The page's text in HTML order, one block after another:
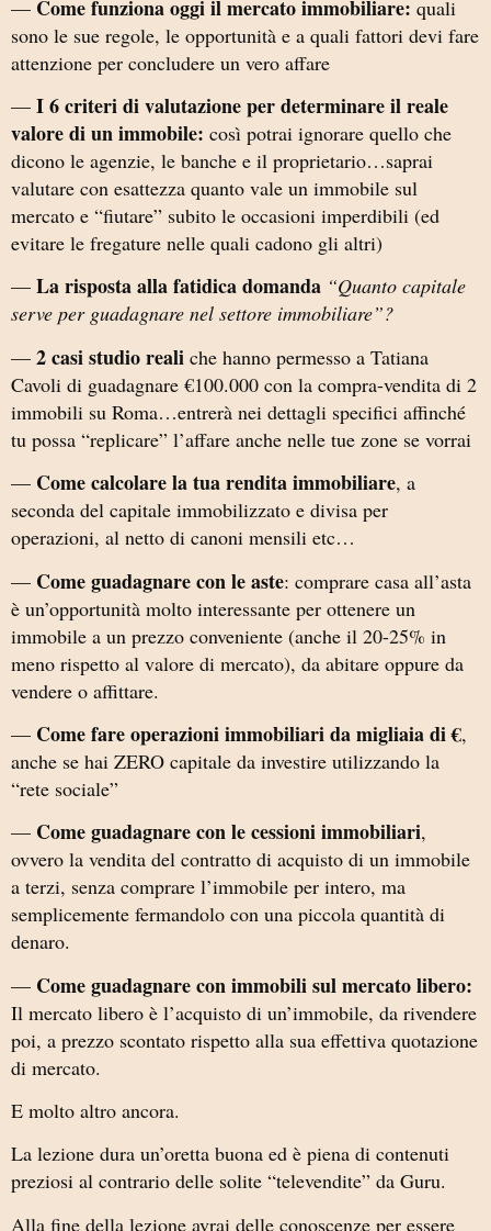
— Come funziona oggi il mercato immobiliare: quali
sono le sue regole, le opportunità e a quali fattori devi fare
attenzione per concludere un vero affare
— I 6 criteri di valutazione per determinare il reale
valore di un immobile: così potrai ignorare quello che
dicono le agenzie, le banche e il proprietario…saprai
valutare con esattezza quanto vale un immobile sul
mercato e “fiutare” subito le occasioni imperdibili (ed
evitare le fregature nelle quali cadono gli altri)
— La risposta alla fatidica domanda “Quanto capitale
serve per guadagnare nel settore immobiliare”?
— 2 casi studio reali che hanno permesso a Tatiana
Cavoli di guadagnare €100.000 con la compra-vendita di 2
immobili su Roma…entrerà nei dettagli specifici affinché
tu possa “replicare” l’affare anche nelle tue zone se vorrai
— Come calcolare la tua rendita immobiliare, a
seconda del capitale immobilizzato e divisa per
operazioni, al netto di canoni mensili etc…
— Come guadagnare con le aste: comprare casa all’asta
è un’opportunità molto interessante per ottenere un
immobile a un prezzo conveniente (anche il 20-25% in
meno rispetto al valore di mercato), da abitare oppure da
vendere o affittare.
— Come fare operazioni immobiliari da migliaia di €,
anche se hai ZERO capitale da investire utilizzando la
“rete sociale”
— Come guadagnare con le cessioni immobiliari,
ovvero la vendita del contratto di acquisto di un immobile
a terzi, senza comprare l’immobile per intero, ma
semplicemente fermandolo con una piccola quantità di
denaro.
— Come guadagnare con immobili sul mercato libero:
Il mercato libero è l’acquisto di un’immobile, da rivendere
poi, a prezzo scontato rispetto alla sua effettiva quotazione
di mercato.
E molto altro ancora.
La lezione dura un’oretta buona ed è piena di contenuti
preziosi al contrario delle solite “televendite” da Guru.
Alla fine della lezione avrai delle conoscenze per essere